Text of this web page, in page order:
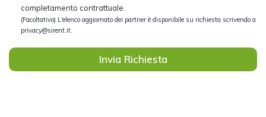
completamento contrattuale.
(Facoltativo) L'elenco aggiornato dei partner è disponibile su richiesta scrivendo a
privacy@sirent.it.
Invia Richiesta